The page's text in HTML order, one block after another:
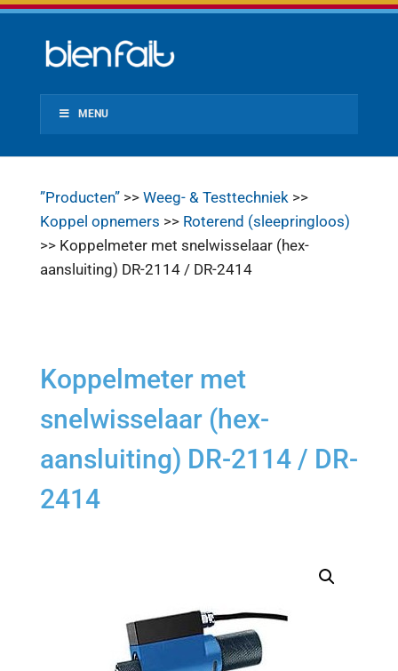
MENU
”Producten”>> Weeg- & Testtechniek>>
Koppel opnemers >> Roterend (sleepringloos)
>> Koppelmeter met snelwisselaar (hex-
aansluiting) DR-2114 / DR-2414
Koppelmeter met
snelwisselaar (hex-
aansluiting) DR-2114 / DR-
2414